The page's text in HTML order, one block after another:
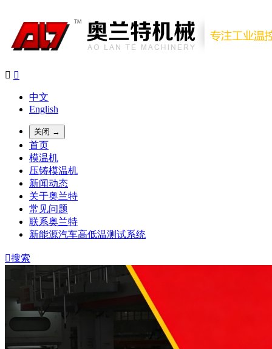
 
中文
English
关闭 →
首页
模温机
压铸模温机
新闻动态
关于奥兰特
常见问题
联系奥兰特
新能源汽车高低温测试系统
搜索